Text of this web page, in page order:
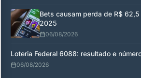
Bets causam perda de R$
2025
06/08/2026
Loteria Federal 6088: resultado e
06/08/2026